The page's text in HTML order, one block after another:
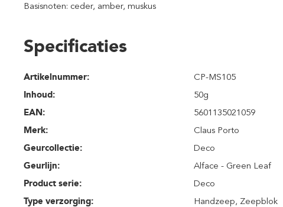
Basisnoten: ceder, amber, muskus
Specificaties
Artikelnummer:
CP-MS105
Inhoud:
50g
EAN:
5601135021059
Merk:
Claus Porto
Geurcollectie:
Deco
Geurlijn:
Alface - Green Leaf
Product serie:
Deco
Type verzorging:
Handzeep, Zeepblok